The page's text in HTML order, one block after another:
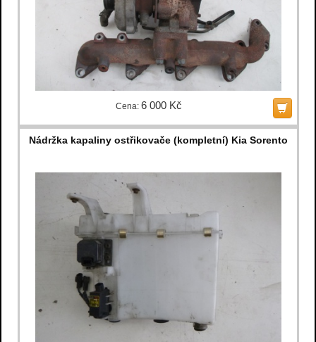
Cena: 6 000 Kč
Nádržka kapaliny ostřikovače (kompletní) Kia Sorento